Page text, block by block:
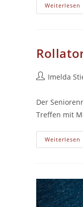
Weiterlesen
Beitrags-
Imelda
Der
Treffen mit
Weiterlesen